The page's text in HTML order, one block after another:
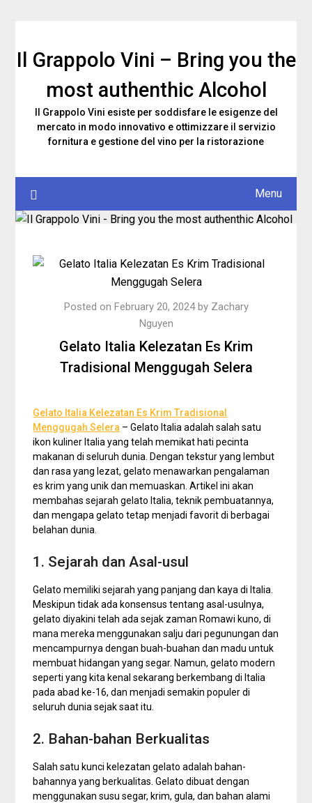
Il Grappolo Vini – Bring you the
most authenthic Alcohol
Il Grappolo Vini esiste per soddisfare le esigenze del
mercato in modo innovativo e ottimizzare il servizio
fornitura e gestione del vino per la ristorazione
Menu
Gelato Italia Kelezatan Es Krim
Tradisional Menggugah Selera
Posted on February 20, 2024by Zachary
Nguyen
Gelato Italia Kelezatan Es Krim Tradisional
Menggugah Selera – Gelato Italia adalah salah satu
ikon kuliner Italia yang telah memikat hati pecinta
makanan di seluruh dunia. Dengan tekstur yang lembut
dan rasa yang lezat, gelato menawarkan pengalaman
es krim yang unik dan memuaskan. Artikel ini akan
membahas sejarah gelato Italia, teknik pembuatannya,
dan mengapa gelato tetap menjadi favorit di berbagai
belahan dunia.
1. Sejarah dan Asal-usul
Gelato memiliki sejarah yang panjang dan kaya di Italia.
Meskipun tidak ada konsensus tentang asal-usulnya,
gelato diyakini telah ada sejak zaman Romawi kuno, di
mana mereka menggunakan salju dari pegunungan dan
mencampurnya dengan buah-buahan dan madu untuk
membuat hidangan yang segar. Namun, gelato modern
seperti yang kita kenal sekarang berkembang di Italia
pada abad ke-16, dan menjadi semakin populer di
seluruh dunia sejak saat itu.
2. Bahan-bahan Berkualitas
Salah satu kunci kelezatan gelato adalah bahan-
bahannya yang berkualitas. Gelato dibuat dengan
menggunakan susu segar, krim, gula, dan bahan alami